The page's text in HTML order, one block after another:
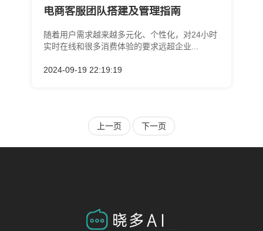
电商客服团队搭建及管理指南
随着用户需求越来越多元化、个性化，对24小时
实时在线和很多消费体验的要求远超企业...
2024-09-19 22:19:19
上一页 下一页